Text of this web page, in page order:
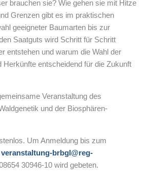
brauchen sie? Wie gehen sie mit Hitze
Grenzen gibt es im praktischen
geeigneter Baumarten bis zur
Saatguts wird Schritt für Schritt
entstehen und warum die Wahl der
Herkünfte entscheidend für die Zukunft
Veranstaltung des
und der Biosphären-
Um Anmeldung bis zum
veranstaltung-brbgl@reg-
30946-10 wird gebeten.